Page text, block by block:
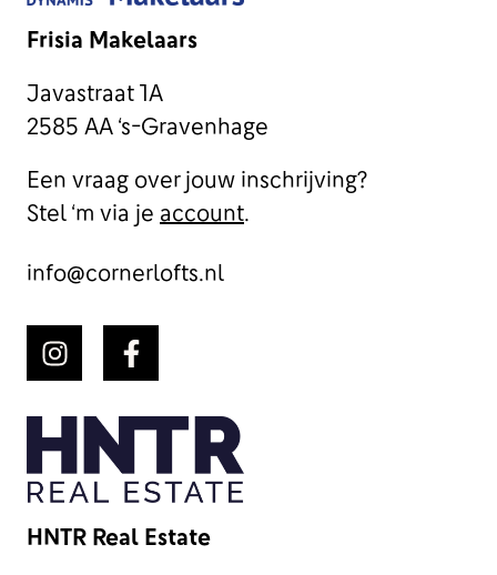
Frisia Makelaars
Javastraat 1A
2585 AA ‘s-Gravenhage
Een vraag over jouw inschrijving?
Stel ‘m via je account.
info@cornerlofts.nl
HNTR Real Estate